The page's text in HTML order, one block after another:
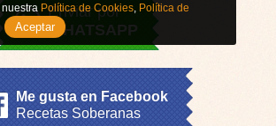
Enviar por
WHATSAPP
Me gusta en Facebook
Recetas Soberanas
Política de Cookies Política de
Aceptar